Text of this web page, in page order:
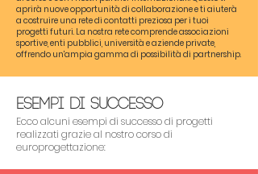
aprirà nuove opportunità di collaborazione e ti aiuterà
a costruire una rete di contatti preziosa per i tuoi
progetti futuri. La nostra rete comprende associazioni
sportive, enti pubblici, università e aziende private,
offrendo un'ampia gamma di possibilità di partnership.
Esempi di Successo
Ecco alcuni esempi di successo di progetti
realizzati grazie al nostro corso di
europrogettazione: